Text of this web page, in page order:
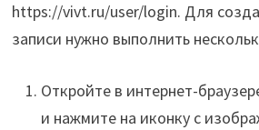
https://vivt.ru/user/login. Для
записи нужно выполнить
Откройте в интернет-
и нажмите на иконку с